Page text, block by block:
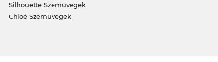
Silhouette Szemüvegek
Chloé Szemüvegek